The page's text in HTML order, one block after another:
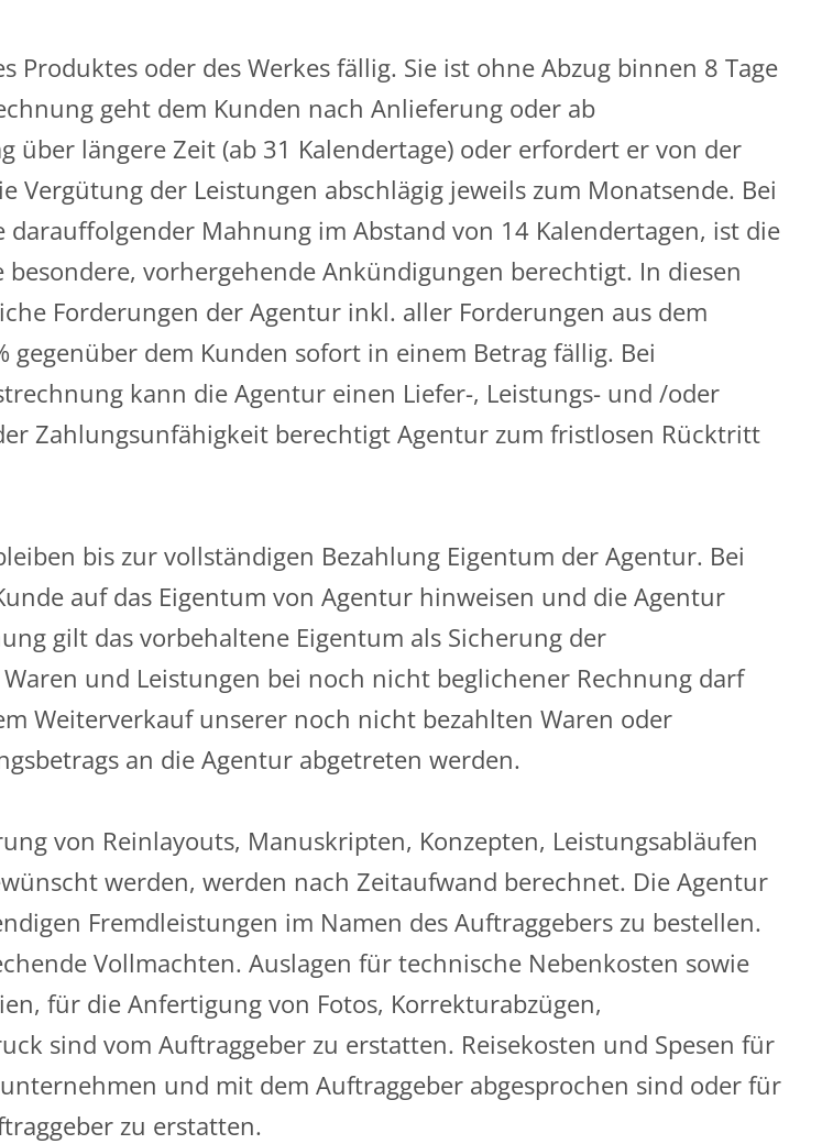
Produktes oder des Werkes fällig. Sie ist ohne Abzug binnen 8 Tage
geht dem Kunden nach Anlieferung oder ab
über längere Zeit (ab 31 Kalendertage) oder erfordert er von der
der Leistungen abschlägig jeweils zum Monatsende. Bei
Mahnung im Abstand von 14 Kalendertagen, ist die
vorhergehende Ankündigungen berechtigt. In diesen
Forderungen der Agentur inkl. aller Forderungen aus dem
dem Kunden sofort in einem Betrag fällig. Bei
kann die Agentur einen Liefer-, Leistungs- und /oder
Zahlungsunfähigkeit berechtigt Agentur zum fristlosen Rücktritt
bis zur vollständigen Bezahlung Eigentum der Agentur. Bei
auf das Eigentum von Agentur hinweisen und die Agentur
gilt das vorbehaltene Eigentum als Sicherung der
und Leistungen bei noch nicht beglichener Rechnung darf
Weiterverkauf unserer noch nicht bezahlten Waren oder
an die Agentur abgetreten werden.
von Reinlayouts, Manuskripten, Konzepten, Leistungsabläufen
werden, werden nach Zeitaufwand berechnet. Die Agentur
Fremdleistungen im Namen des Auftraggebers zu bestellen.
Vollmachten. Auslagen für technische Nebenkosten sowie
für die Anfertigung von Fotos, Korrekturabzügen,
sind vom Auftraggeber zu erstatten. Reisekosten und Spesen für
und mit dem Auftraggeber abgesprochen sind oder für
zu erstatten.